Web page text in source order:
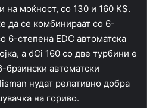
на моќност, со 130 и 160 КЅ.
да се комбинираат со 6-
6-степена EDC автоматска
а dCi 160 со две турбини е
брзински автоматски
нудат релативно добра
на гориво.